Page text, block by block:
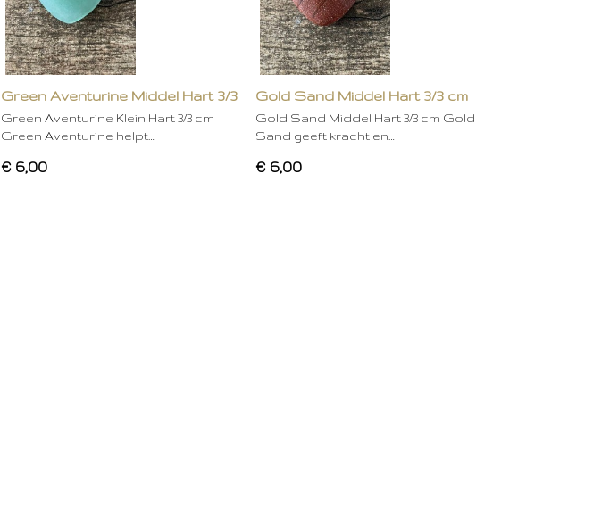
Green Aventurine Middel Hart 3/3
cm
Green Aventurine Klein Hart 3/3 cm
Green Aventurine helpt…
€ 6,00
Gold Sand Middel Hart 3/3 cm
Gold Sand Middel Hart 3/3 cm Gold
Sand geeft kracht en…
€ 6,00